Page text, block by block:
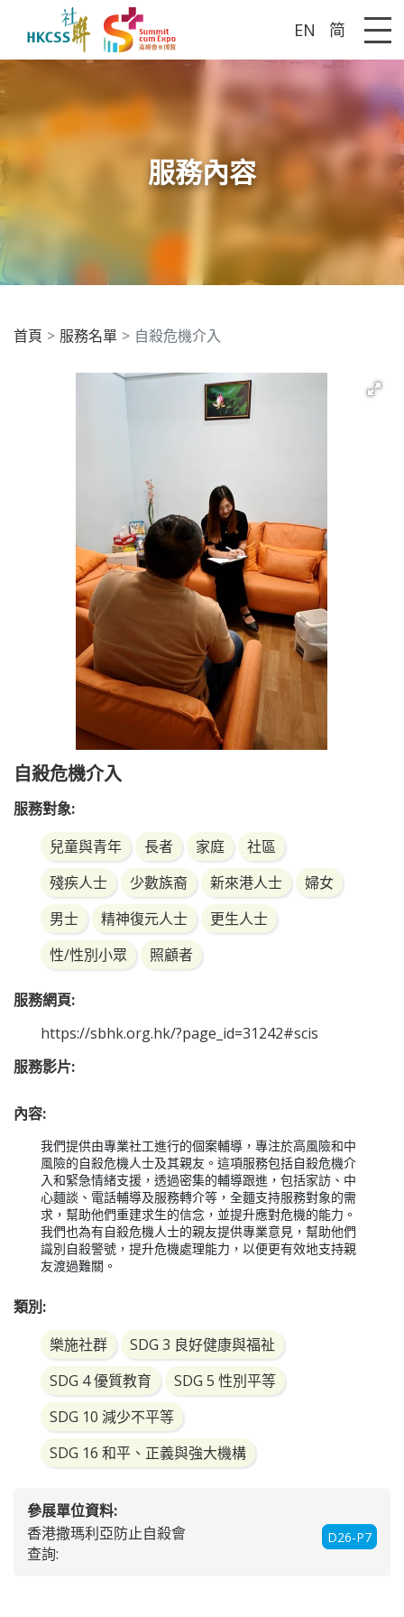
EN 简
服務內容
首頁 服務名單 自殺危機介入
自殺危機介入
服務對象:
兒童與青年
長者 家庭
社區
殘疾人士
少數族裔 新來港人士
婦女
男士
精神復元人士
更生人士
性/性別小眾
照顧者
服務網頁:
https://sbhk.org.hk/?page_id=31242#scis
服務影片:
內容:
我們提供由專業社工進行的個案輔導，專注於高風險和中
風險的自殺危機人士及其親友。這項服務包括自殺危機介
入和緊急情緒支援，透過密集的輔導跟進，包括家訪、中
心麵談、電話輔導及服務轉介等，全麵支持服務對象的需
求，幫助他們重建求生的信念，並提升應對危機的能力。
我們也為有自殺危機人士的親友提供專業意見，幫助他們
識別自殺警號，提升危機處理能力，以便更有效地支持親
友渡過難關。
類別:
樂施社群
SDG 3 良好健康與福祉
SDG 4 優質教育
SDG 5 性別平等
SDG 10 減少不平等
SDG 16 和平、正義與強大機構
參展單位資料:
D26-P7
香港撒瑪利亞防止自殺會
查詢: